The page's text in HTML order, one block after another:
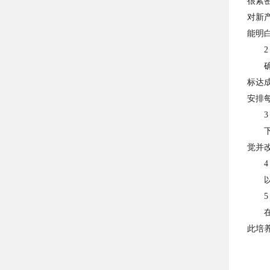
对新
能明
2
标达
安排
3
觉并
4
5
此培